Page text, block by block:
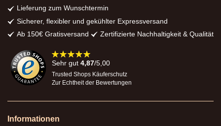
Lieferung zum Wunschtermin
Sicherer, flexibler und gekühlter Expressversand
Ab 150€ Gratisversand
Zertifizierte Nachhaltigkeit & Qualität
98%
Sehr gut 4,87/5,00
Trusted Shops Käuferschutz
Zur Echtheit der Bewertungen
Informationen